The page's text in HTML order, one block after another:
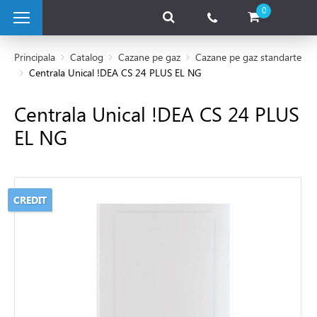
pe gaz
0
Principala Catalog Cazane pe gaz
Cazane pe gaz standarte
Centrala Unical !DEA CS 24 PLUS EL NG
Centrala Unical !DEA CS 24 PLUS
EL NG
CREDIT